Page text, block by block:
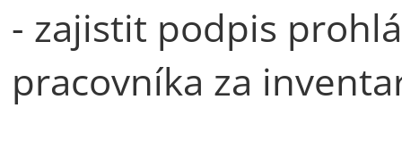
- zajistit podpis
pracovníka za